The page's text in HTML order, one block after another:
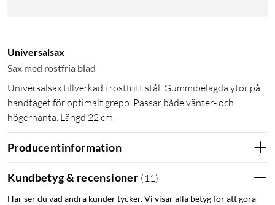
Universalsax
Sax med rostfria blad
Universalsax tillverkad i rostfritt stål. Gummibelagda ytor på
handtaget för optimalt grepp. Passar både vänter- och
högerhänta. Längd 22 cm.
Producentinformation
Kundbetyg & recensioner ( 11 )
Här ser du vad andra kunder tycker. Vi visar alla betyg för att göra